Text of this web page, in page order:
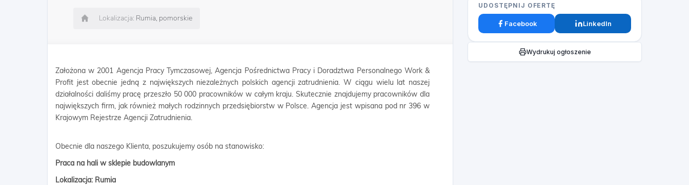
Lokalizacja: Rumia, pomorskie
Założona w 2001 Agencja Pracy Tymczasowej, Agencja Pośrednictwa Pracy i Doradztwa Personalnego Work &
Profit jest obecnie jedną z największych niezależnych polskich agencji zatrudnienia. W ciągu wielu lat naszej
działalności daliśmy pracę przeszło 50 000 pracowników w całym kraju. Skutecznie znajdujemy pracowników dla
największych firm, jak również małych rodzinnych przedsiębiorstw w Polsce. Agencja jest wpisana pod nr 396 w
Krajowym Rejestrze Agencji Zatrudnienia.
Obecnie dla naszego Klienta, poszukujemy osób na stanowisko:
Praca na hali w sklepie budowlanym
Lokalizacja: Rumia
UDOSTĘPNIJ OFERTĘ
Facebook LinkedIn
Wydrukuj ogłoszenie